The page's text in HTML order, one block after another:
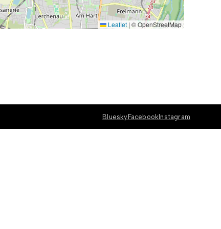
Leaflet | © OpenStreetMap
Bluesky Facebook Instagram